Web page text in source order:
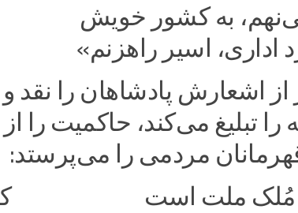
می‌نهم، به کشور
اداری، اسیر راهزنم»
اشعارش پادشاهان را نقد و
تبلیغ می‌کند، حاکمیت را از
مردمی را می‌پرستد:
این مُلک ملت است